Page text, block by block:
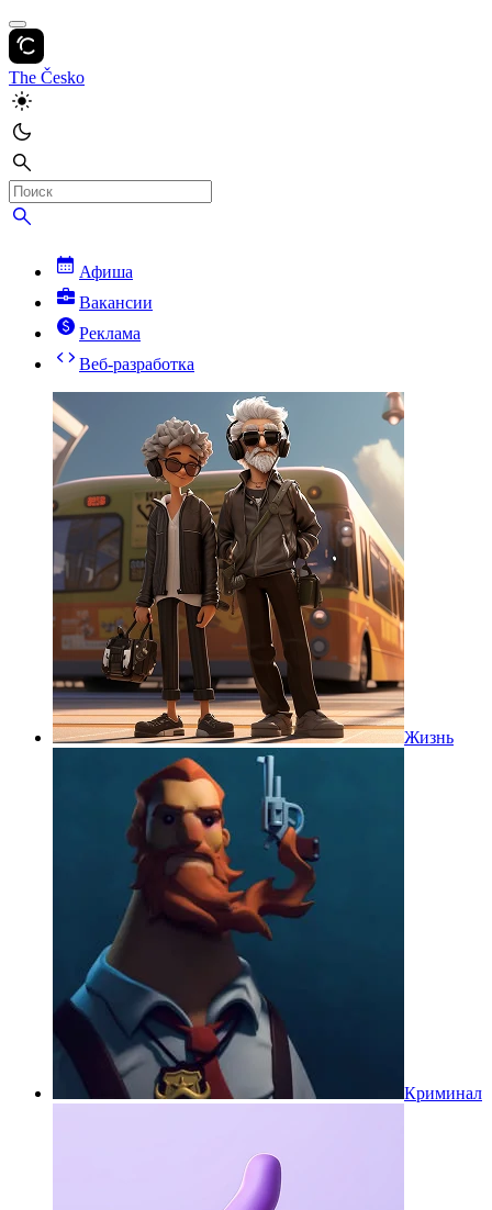
The Česko
Афиша
Вакансии
Реклама
Веб-разработка
Жизнь
Криминал